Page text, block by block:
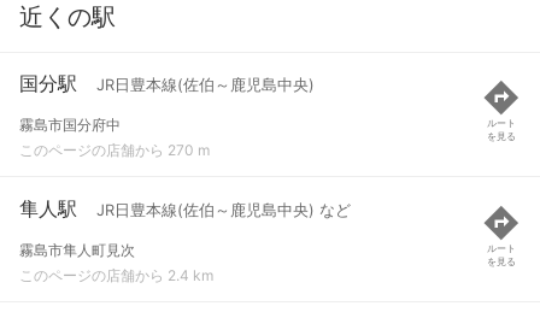
近くの駅
国分駅 JR日豊本線(佐伯～鹿児島中央)
霧島市国分府中
このページの店舗から 270 m
ルート
を見る
隼人駅 JR日豊本線(佐伯～鹿児島中央) など
霧島市隼人町見次
このページの店舗から 2.4 km
ルート
を見る